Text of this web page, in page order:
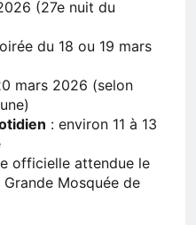
(27e nuit du
du 18 ou 19 mars
mars 2026 (selon
: environ 11 à 13
officielle attendue le
Mosquée de